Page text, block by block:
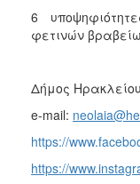
6
φετινών
Δήμος Ηρακλείου
e-mail:
https://
https://